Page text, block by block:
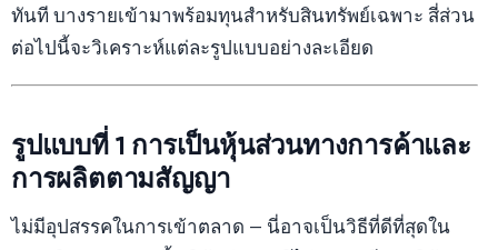
ทันที บางรายเข้ามาพร้อมทุนสำหรับสินทรัพย์เฉพาะ สี่ส่วน
ต่อไปนี้จะวิเคราะห์แต่ละรูปแบบอย่างละเอียด
รูปแบบที่ 1 การเป็นหุ้นส่วนทางการค้าและ
การผลิตตามสัญญา
ไม่มีอุปสรรคในการเข้าตลาด — นี่อาจเป็นวิธีที่ดีที่สุดใน